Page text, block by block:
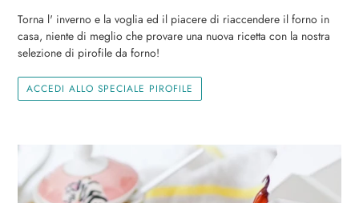
Torna l' inverno e la voglia ed il piacere di riaccendere il forno in
casa, niente di meglio che provare una nuova ricetta con la nostra
selezione di pirofile da forno!
ACCEDI ALLO SPECIALE PIROFILE